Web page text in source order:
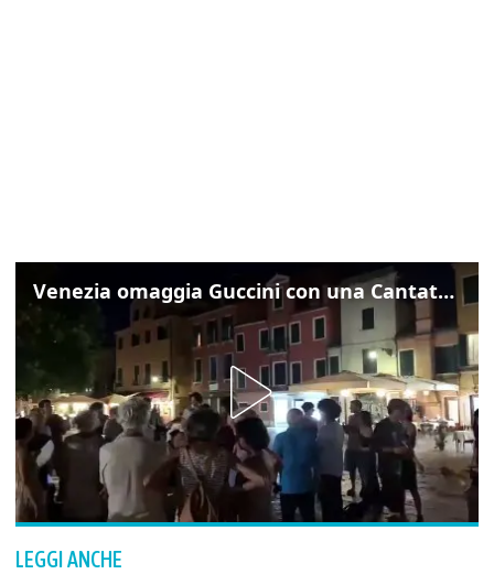
Venezia omaggia Guccini con una Cantata Anarchica in campo Santa Margherita
LEGGI ANCHE